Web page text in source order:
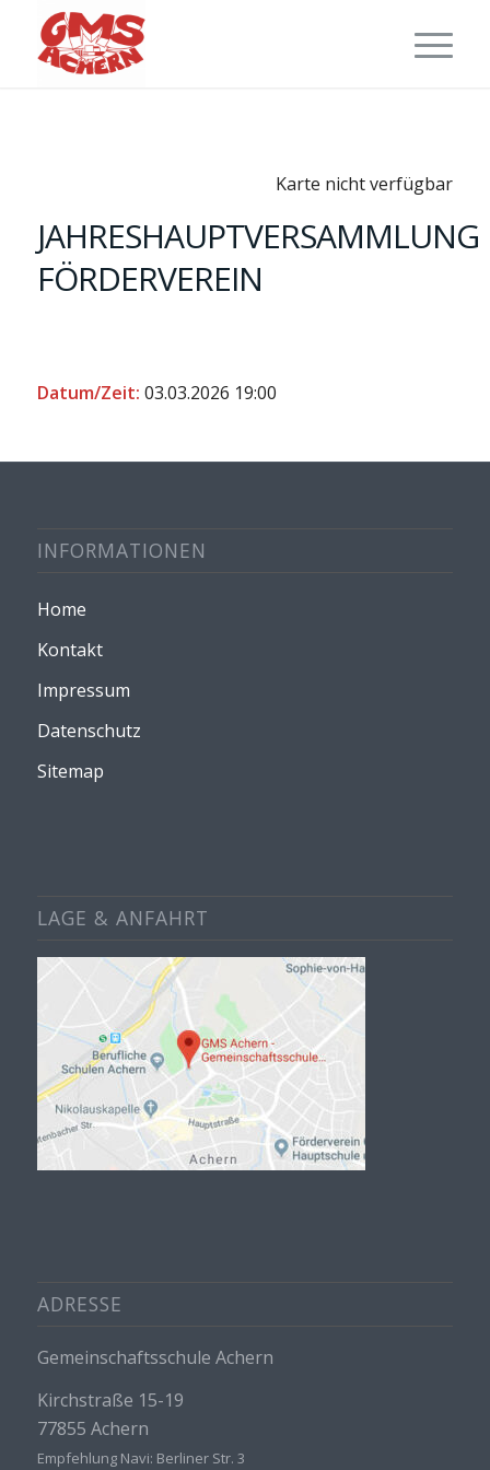
Karte nicht verfügbar
JAHRESHAUPTVERSAMMLUNG
FÖRDERVEREIN
Datum/Zeit: 03.03.2026 19:00
INFORMATIONEN
Home
Kontakt
Impressum
Datenschutz
Sitemap
LAGE & ANFAHRT
ADRESSE
Gemeinschaftsschule Achern
Kirchstraße 15-19
77855 Achern
Empfehlung Navi: Berliner Str. 3